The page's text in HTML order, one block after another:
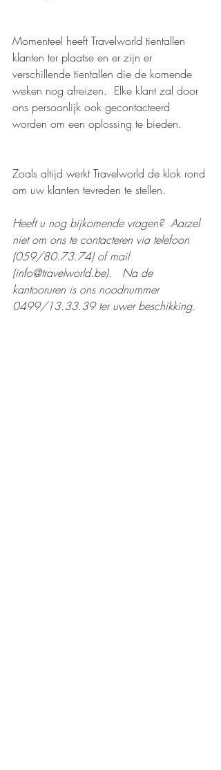
Momenteel heeft Travelworld tientallen
klanten ter plaatse en er zijn er
verschillende tientallen die de komende
weken nog afreizen.  Elke klant zal door
ons persoonlijk ook gecontacteerd
worden om een oplossing te bieden.
Zoals altijd werkt Travelworld de klok rond
om uw klanten tevreden te stellen.
Heeft u nog bijkomende vragen?  Aarzel
niet om ons te contacteren via telefoon
(059/80.73.74) of mail
(info@travelworld.be).   Na de
kantooruren is ons noodnummer
0499/13.33.39 ter uwer beschikking.